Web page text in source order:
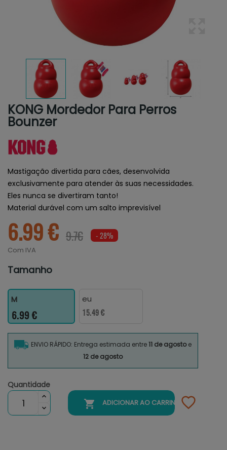
KONG Mordedor Para Perros
Bounzer
Mastigação divertida para cães, desenvolvida
exclusivamente para atender às suas necessidades.
Eles nunca se divertiram tanto!
Material durável com um salto imprevisível
6.99 € 9.7€ - 28%
Com IVA
Tamanho
M
6.99 €
eu
15.49 €
ENVIO RÁPIDO: Entrega estimada entre11 de agostoe
12 de agosto
Quantidade
 ADICIONAR AO CARRINHO